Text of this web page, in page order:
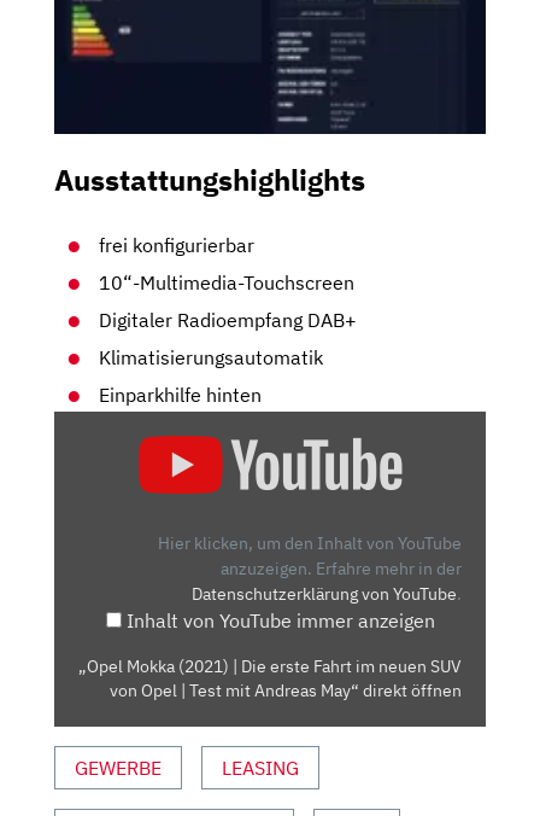
Ausstattungshighlights
frei konfigurierbar
10“-Multimedia-Touchscreen
Digitaler Radioempfang DAB+
Klimatisierungsautomatik
Einparkhilfe hinten
NEUEN
OPEL
Hier klicken, um den Inhalt von YouTube
anzuzeigen. Erfahre mehr in der
Datenschutzerklärung von YouTube.
Inhalt von YouTube immer anzeigen
„Opel Mokka (2021) | Die erste Fahrt im neuen SUV
von Opel | Test mit Andreas May“ direkt öffnen
GEWERBE LEASING